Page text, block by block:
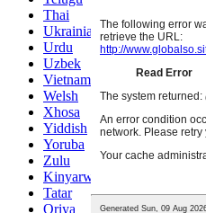
Thai
Ukrainian
Urdu
Uzbek
Vietnamese
Welsh
Xhosa
Yiddish
Yoruba
Zulu
Kinyarwanda
Tatar
Oriya